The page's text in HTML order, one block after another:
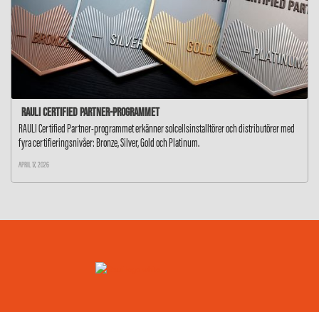
RAULI Certified Partner-programmet
RAULI Certified Partner-programmet erkänner solcellsinstalltörer och distributörer med
fyra certifieringsnivåer: Bronze, Silver, Gold och Platinum.
APRIL 17, 2026